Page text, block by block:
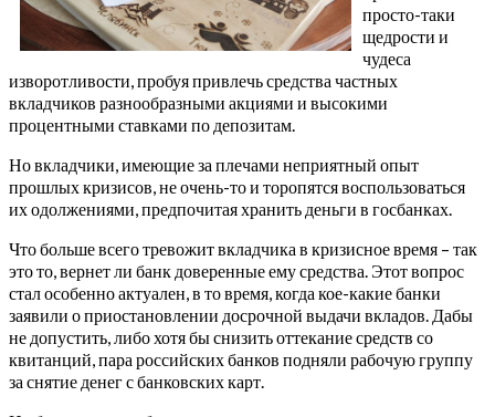
просто-таки
щедрости и
чудеса
изворотливости, пробуя привлечь средства частных
вкладчиков разнообразными акциями и высокими
процентными ставками по депозитам.
Но вкладчики, имеющие за плечами неприятный опыт
прошлых кризисов, не очень-то и торопятся воспользоваться
их одолжениями, предпочитая хранить деньги в госбанках.
Что больше всего тревожит вкладчика в кризисное время – так
это то, вернет ли банк доверенные ему средства. Этот вопрос
стал особенно актуален, в то время, когда кое-какие банки
заявили о приостановлении досрочной выдачи вкладов. Дабы
не допустить, либо хотя бы снизить оттекание средств со
квитанций, пара российских банков подняли рабочую группу
за снятие денег с банковских карт.